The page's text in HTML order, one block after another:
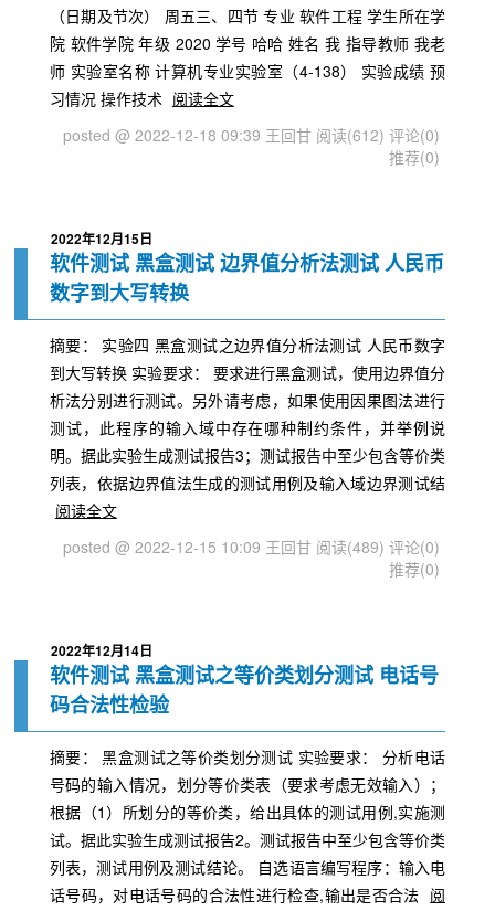
（日期及节次） 周五三、四节 专业 软件工程 学生所在学
院 软件学院 年级 2020 学号 哈哈 姓名 我 指导教师 我老
师 实验室名称 计算机专业实验室（4-138） 实验成绩 预
习情况 操作技术 阅读全文
posted @ 2022-12-18 09:39 王回甘 阅读(612) 评论(0)
推荐(0)
2022年12月15日
软件测试 黑盒测试 边界值分析法测试 人民币
数字到大写转换
摘要： 实验四 黑盒测试之边界值分析法测试 人民币数字
到大写转换 实验要求： 要求进行黑盒测试，使用边界值分
析法分别进行测试。另外请考虑，如果使用因果图法进行
测试，此程序的输入域中存在哪种制约条件，并举例说
明。据此实验生成测试报告3；测试报告中至少包含等价类
列表，依据边界值法生成的测试用例及输入域边界测试结
阅读全文
posted @ 2022-12-15 10:09 王回甘 阅读(489) 评论(0)
推荐(0)
2022年12月14日
软件测试 黑盒测试之等价类划分测试 电话号
码合法性检验
摘要： 黑盒测试之等价类划分测试 实验要求： 分析电话
号码的输入情况，划分等价类表（要求考虑无效输入）；
根据（1）所划分的等价类，给出具体的测试用例,实施测
试。据此实验生成测试报告2。测试报告中至少包含等价类
列表，测试用例及测试结论。 自选语言编写程序：输入电
话号码，对电话号码的合法性进行检查,输出是否合法 阅